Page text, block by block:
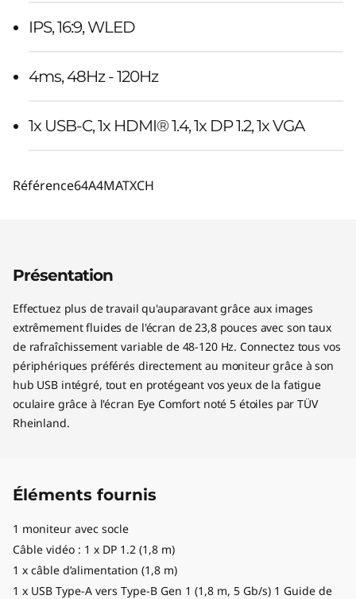
IPS, 16:9, WLED
4ms, 48Hz - 120Hz
1x USB-C, 1x HDMI® 1.4, 1x DP 1.2, 1x VGA
Référence64A4MATXCH
Présentation
Effectuez plus de travail qu'auparavant grâce aux images
extrêmement fluides de l'écran de 23,8 pouces avec son taux
de rafraîchissement variable de 48-120 Hz. Connectez tous vos
périphériques préférés directement au moniteur grâce à son
hub USB intégré, tout en protégeant vos yeux de la fatigue
oculaire grâce à l'écran Eye Comfort noté 5 étoiles par TÜV
Rheinland.
Éléments fournis
1 moniteur avec socle
Câble vidéo : 1 x DP 1.2 (1,8 m)
1 x câble d’alimentation (1,8 m)
1 x USB Type-A vers Type-B Gen 1 (1,8 m, 5 Gb/s) 1 Guide de